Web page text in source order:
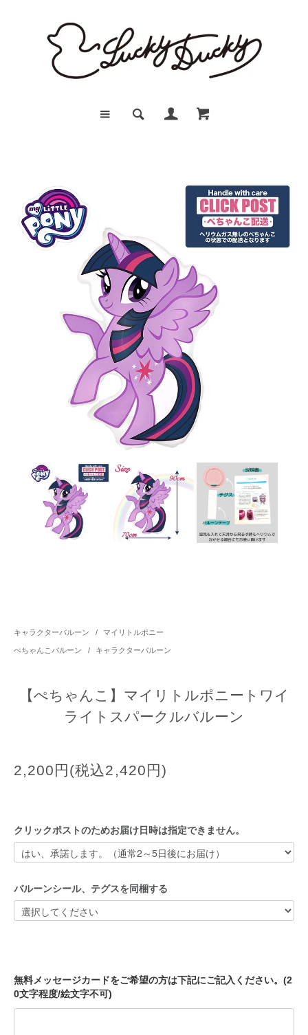
キャラクターバルーン / マイリトルポニー
ぺちゃんこバルーン / キャラクターバルーン
【ぺちゃんこ】マイリトルポニートワイ
ライトスパークルバルーン
2,200円(税込2,420円)
クリックポストのためお届け日時は指定できません。
バルーンシール、テグスを同梱する
無料メッセージカードをご希望の方は下記にご記入ください。(2
0文字程度/絵文字不可)